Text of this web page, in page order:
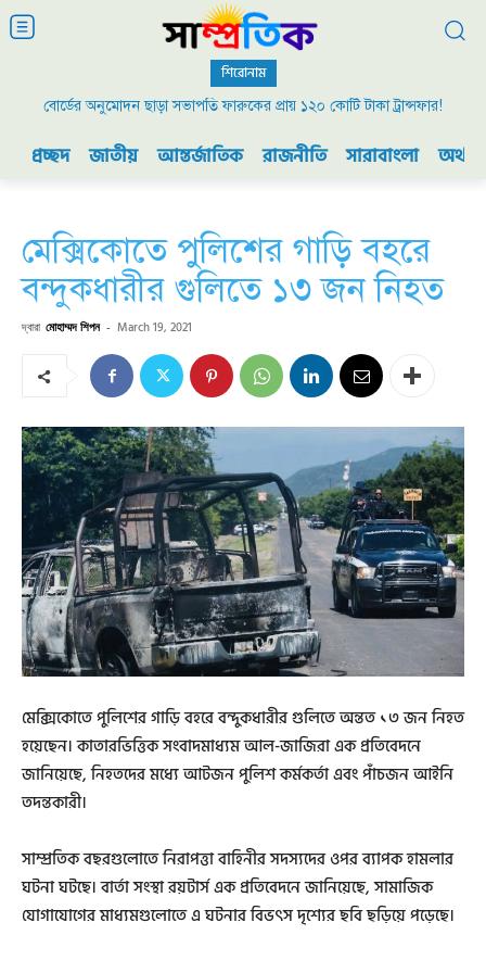
শিরোনাম
বোর্ডের অনুমোদন ছাড়া সভাপতি ফারুকের প্রায় ১২০ কোটি টাকা ট্রান্সফার!
প্রচ্ছদ জাতীয় আন্তর্জাতিক রাজনীতি সারাবাংলা
মেক্সিকোতে পুলিশের গাড়ি বহরে
বন্দুকধারীর গুলিতে ১৩ জন নিহত
দ্বারা মোহাম্মদ শিপন - March 19, 2021
মেক্সিকোতে পুলিশের গাড়ি বহরে বন্দুকধারীর গুলিতে অন্তত ১৩ জন নিহত
হয়েছেন। কাতারভিত্তিক সংবাদমাধ্যম আল-জাজিরা এক প্রতিবেদনে
জানিয়েছে, নিহতদের মধ্যে আটজন পুলিশ কর্মকর্তা এবং পাঁচজন আইনি
তদন্তকারী।
সাম্প্রতিক বছরগুলোতে নিরাপত্তা বাহিনীর সদস্যদের ওপর ব্যাপক হামলার
ঘটনা ঘটছে। বার্তা সংস্থা রয়টার্স এক প্রতিবেদনে জানিয়েছে, সামাজিক
যোগাযোগের মাধ্যমগুলোতে এ ঘটনার বিভৎস দৃশ্যের ছবি ছড়িয়ে পড়েছে।